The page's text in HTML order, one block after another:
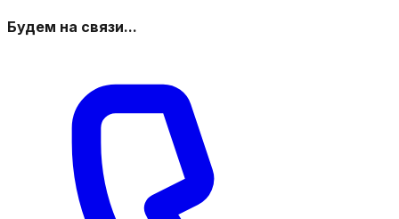
Будем на связи...